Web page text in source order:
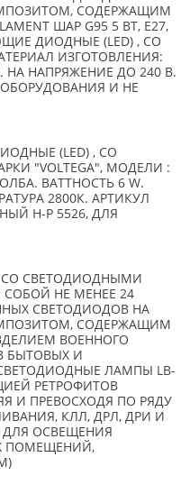
СОДЕРЖАЩИМ
ШАР G95 5 ВТ, E27,
ДИОДНЫЕ (LED) , СО
ИЗГОТОВЛЕНИЯ:
НА НАПРЯЖЕНИЕ ДО 240 В.
И НЕ
(LED) , СО
"VOLTEGA", МОДЕЛИ :
ВАТТНОСТЬ 6 W.
2800К. АРТИКУЛ
Н-Р 5526, ДЛЯ
СО СВЕТОДИОДНЫМИ
НЕ МЕНЕЕ 24
СВЕТОДИОДОВ НА
СОДЕРЖАЩИМ
ВОЕННОГО
БЫТОВЫХ И
ЛАМПЫ LB-
РЕТРОФИТОВ
И ПРЕВОСХОДЯ ПО РЯДУ
КЛЛ, ДРЛ, ДРИ И
ОСВЕЩЕНИЯ
ПОМЕЩЕНИЙ,